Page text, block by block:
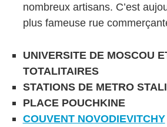
nombreux artisans. C’est
plus fameuse rue
UNIVERSITE DE MOSCOU
TOTALITAIRES
STATIONS DE METRO
PLACE POUCHKINE
COUVENT NOVODIEVITCHY